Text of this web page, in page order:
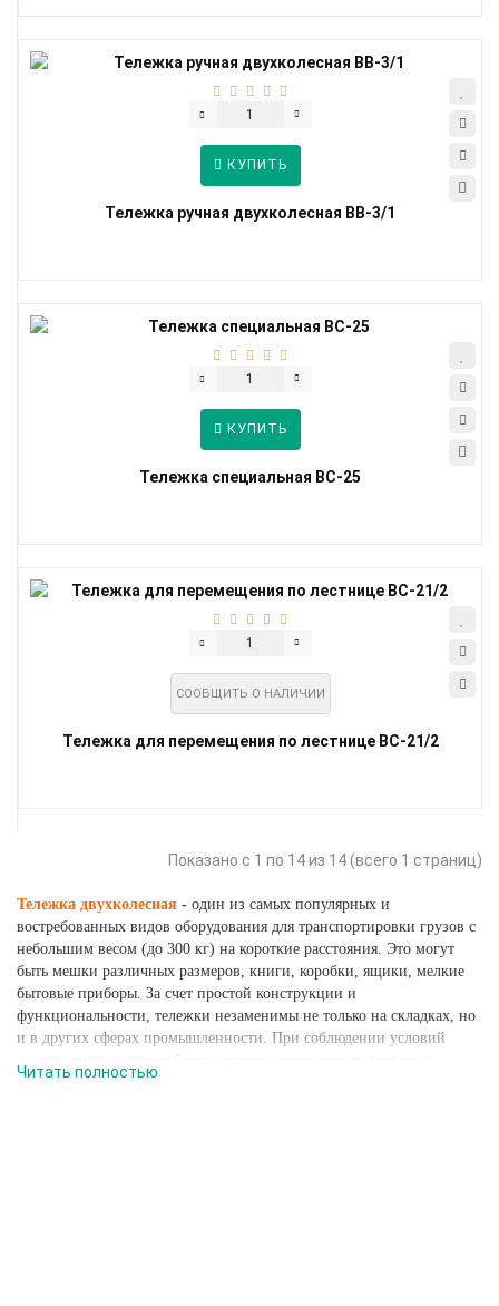
КУПИТЬ
Тележка ручная двухколесная ВВ-3/1
КУПИТЬ
Тележка специальная ВС-25
СООБЩИТЬ О НАЛИЧИИ
Тележка для перемещения по лестнице ВС-21/2
Показано с 1 по 14 из 14 (всего 1 страниц)
Тележка двухколесная - один из самых популярных и
востребованных видов оборудования для транспортировки грузов с
небольшим весом (до 300 кг) на короткие расстояния. Это могут
быть мешки различных размеров, книги, коробки, ящики, мелкие
бытовые приборы. За счет простой конструкции и
функциональности, тележки незаменимы не только на складках, но
и в других сферах промышленности. При соблюдении условий
стоимость их по сравнению с другим складским оборудованием
Читать полностью